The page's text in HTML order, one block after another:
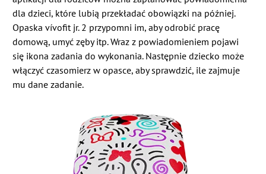
dla dzieci, które lubią przekładać obowiązki na później.
Opaska vívofit jr. 2 przypomni im, aby odrobić pracę
domową, umyć zęby itp. Wraz z powiadomieniem pojawi
się ikona zadania do wykonania. Następnie dziecko może
włączyć czasomierz w opasce, aby sprawdzić, ile zajmuje
mu dane zadanie.